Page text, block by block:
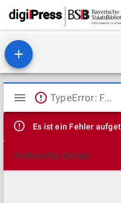
Mirador
Viewer
TypeError: Failed to fetch
Es ist ein Fehler
Technische Details